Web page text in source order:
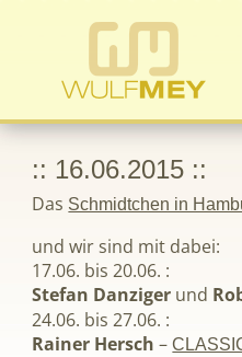
:: 16.06.2015 ::
Das Schmidtchen in
und wir sind mit dabei:
17.06. bis 20.06. :
Stefan Danziger und
24.06. bis 27.06. :
Rainer Hersch –